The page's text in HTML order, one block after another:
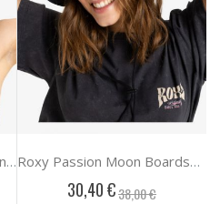
Roxy Pina To My Colada Printed Αξεσουαρ Γυναικειο Roxy Passion Moon Boardshort Αξεσουαρ Γυναικειο
30,40 €38,00 €